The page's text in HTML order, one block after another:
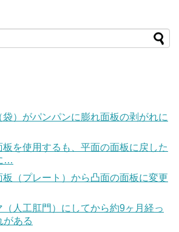
）がパンパンに膨れ面板の剥がれに
を使用するも、平面の面板に戻した
…
（プレート）から凸面の面板に変更
人工肛門）にしてから約9ヶ月経っ
がある